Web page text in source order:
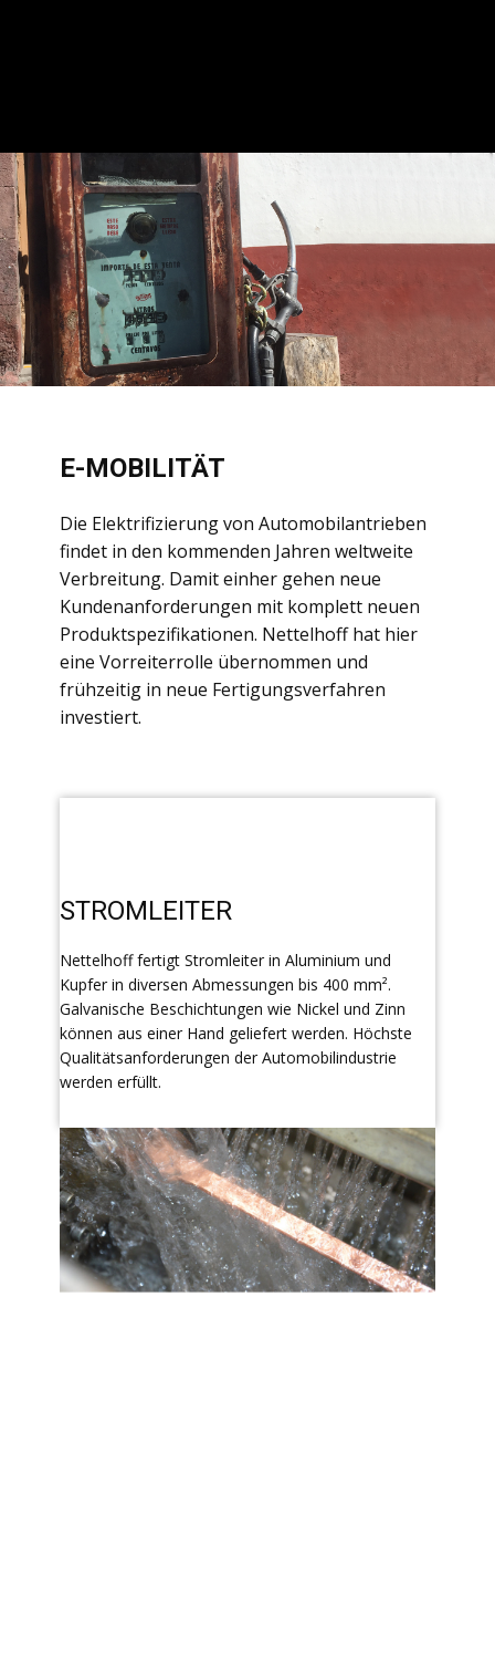
E-MOBILITÄT
Die Elektrifizierung von Automobilantrieben
findet in den kommenden Jahren weltweite
Verbreitung. Damit einher gehen neue
Kundenanforderungen mit komplett neuen
Produktspezifikationen. Nettelhoff hat hier
eine Vorreiterrolle übernommen und
frühzeitig in neue Fertigungsverfahren
investiert.
STROMLEITER
Nettelhoff fertigt Stromleiter in Aluminium und
Kupfer in diversen Abmessungen bis 400 mm².
Galvanische Beschichtungen wie Nickel und Zinn
können aus einer Hand geliefert werden. Höchste
Qualitätsanforderungen der Automobilindustrie
werden erfüllt.